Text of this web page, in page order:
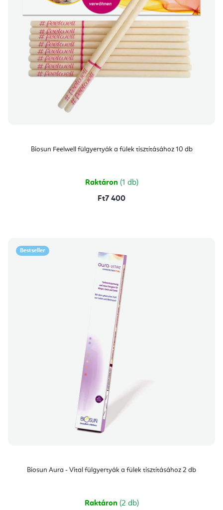
Biosun Feelwell fülgyertyák a fülek tisztításához 10 db
Raktáron (1 db)
Ft7 400
Bestseller
Biosun Aura - Vital fülgyertyák a fülek tisztításához 2 db
Raktáron (2 db)